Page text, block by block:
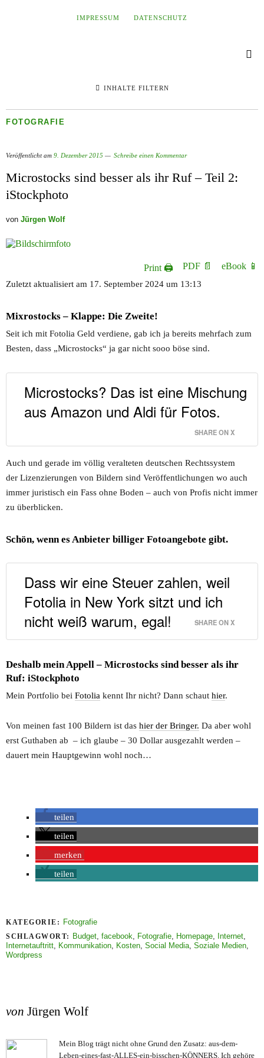
IMPRESSUM DATENSCHUTZ
INHALTE FILTERN
FOTOGRAFIE
Veröffentlicht am 9. Dezember 2015 Schreibe einen Kommentar
Microstocks sind besser als ihr Ruf – Teil 2:
iStockphoto
von Jürgen Wolf
Print 🖨 PDF 📄 eBook 📱
Zuletzt aktualisiert am 17. September 2024 um 13:13
Mixrostocks – Klappe: Die Zweite!
Seit ich mit Fotolia Geld verdiene, gab ich ja bereits mehrfach zum
Besten, dass „Microstocks“ ja gar nicht sooo böse sind.
Microstocks? Das ist eine Mischung
aus Amazon und Aldi für Fotos.
SHARE ON X
Auch und gerade im völlig veralteten deutschen Rechtssystem
der Lizenzierungen von Bildern sind Veröffentlichungen wo auch
immer juristisch ein Fass ohne Boden – auch von Profis nicht immer
zu überblicken.
Schön, wenn es Anbieter billiger Fotoangebote gibt.
Dass wir eine Steuer zahlen, weil
Fotolia in New York sitzt und ich
nicht weiß warum, egal!
SHARE ON X
Deshalb mein Appell – Microstocks sind besser als ihr
Ruf: iStockphoto
Mein Portfolio bei Fotolia kennt Ihr nicht? Dann schaut hier.
Von meinen fast 100 Bildern ist das hier der Bringer. Da aber wohl
erst Guthaben ab – ich glaube – 30 Dollar ausgezahlt werden –
dauert mein Hauptgewinn wohl noch…
teilen
teilen
merken
teilen
KATEGORIE: Fotografie
SCHLAGWORT: Budget, facebook, Fotografie, Homepage, Internet,
Internetauftritt, Kommunikation, Kosten, Social Media, Soziale Medien,
Wordpress
von Jürgen Wolf
Mein Blog trägt nicht ohne Grund den Zusatz: aus-dem-
Leben-eines-fast-ALLES-ein-bisschen-KÖNNERS. Ich gehöre